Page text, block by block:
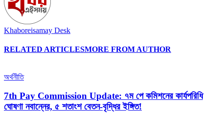
Khaboreisamay Desk
RELATED ARTICLESMORE FROM AUTHOR
অর্থনীতি
7th Pay Commission Update: ৭ম পে কমিশনের কার্যপরিধি
ঘোষণা নবান্নের, ৫ শতাংশ বেতন-বৃদ্ধির ইঙ্গিত!